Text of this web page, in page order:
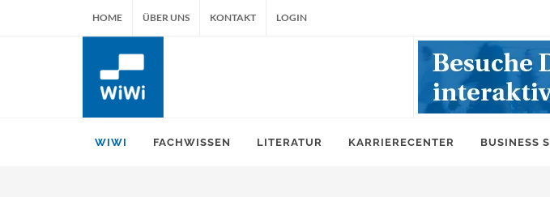
HOME ÜBER UNS KONTAKT LOGIN
WIWI FACHWISSEN LITERATUR KARRIERECENTER BUSINESS